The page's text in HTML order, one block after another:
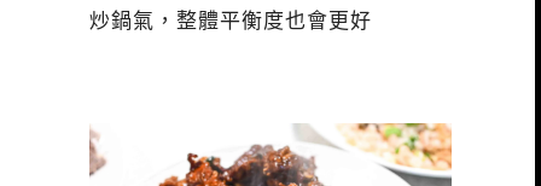
炒鍋氣，整體平衡度也會更好